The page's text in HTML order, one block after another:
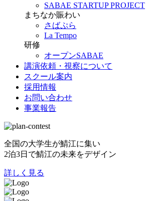
SABAE STARTUP PROJECT
まちなか賑わい
さばぷら
La Tempo
研修
オープンSABAE
講演依頼・視察について
スクール案内
採用情報
お問い合わせ
事業報告
全国の大学生が鯖江に集い
2泊3日で鯖江の未来をデザイン
詳しく見る